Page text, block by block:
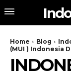
Home Blog
(MUI ) Indonesia